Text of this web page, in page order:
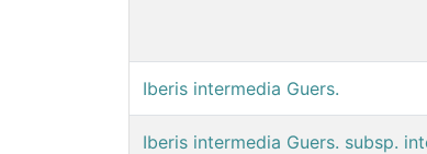
Iberis intermedia Guers.
Iberis intermedia Guers. subsp.